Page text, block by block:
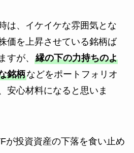
は、イケイケな雰囲気とな
価を上昇させている銘柄ば
すが、
縁の下の力持ちのよ
銘柄などをポートフォリオ
安心材料になると思いま
が投資資産の下落を食い止め